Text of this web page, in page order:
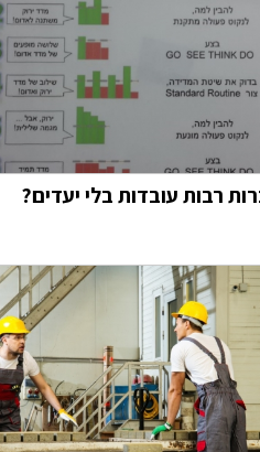
רבות עובדות בלי יעדים?